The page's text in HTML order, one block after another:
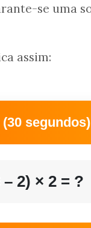
se uma
assim:
segundos)
2) × 2 = ?